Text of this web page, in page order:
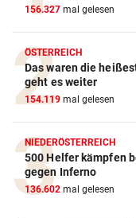
156.327 mal gelesen
ÖSTERREICH
Das waren die
geht es weiter
154.119 mal gelesen
NIEDERÖSTERREICH
500 Helfer kämpfen
gegen Inferno
136.602 mal gelesen